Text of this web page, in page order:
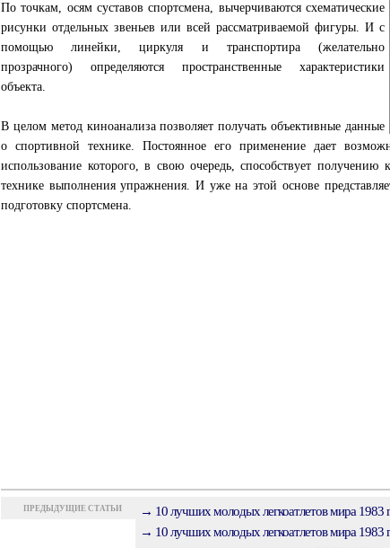
По точкам, осям суставов спортсмена, вычерчиваются схематические
рисунки отдельных звеньев или всей рассматриваемой фигуры. И с
помощью линейки, циркуля и транспортира (желательно
прозрачного) определяются пространственные характеристики
объекта.
В целом метод киноанализа позволяет получать объективные данные
о спортивной технике. Постоянное его применение дает
использование которого, в свою очередь, способствует
технике выполнения упражнения. И уже на этой основе
подготовку спортсмена.
ПРЕДЫДУЩИЕ СТАТЬИ
→ 10 лучших молодых легкоатлетов мира
→ 10 лучших молодых легкоатлетов мира 1983